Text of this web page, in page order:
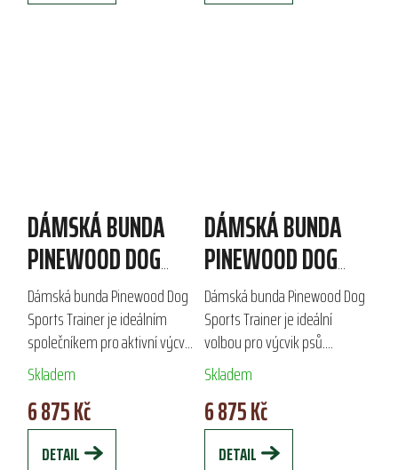
DÁMSKÁ BUNDA
PINEWOOD DOG
SPORTS TRAINER
Dámská bunda Pinewood Dog
Sports Trainer je ideálním
společníkem pro aktivní výcvik
psů. Vyrobena z odolného
materiálu s ekologickou
impregnací Bionic Finish® Eco,
bunda nabízí...
Skladem
6 875 Kč
DETAIL
DÁMSKÁ BUNDA
PINEWOOD DOG
SPORTS TRAINER
Dámská bunda Pinewood Dog
Sports Trainer je ideální
volbou pro výcvik psů.
Vyrobena z odolného
materiálu, je větruodolná,
voděodpudivá a prodyšná díky
impregnaci Bionic Finish®...
Skladem
6 875 Kč
DETAIL